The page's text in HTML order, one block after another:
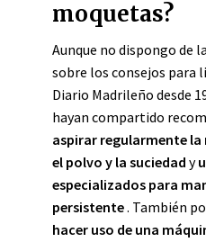
moquetas?
Aunque no dispongo de
sobre los consejos para
Diario Madrileño desde
hayan compartido
aspirar regularmente
el polvo y la suciedad y
especializados para
persistente. También
hacer uso de una